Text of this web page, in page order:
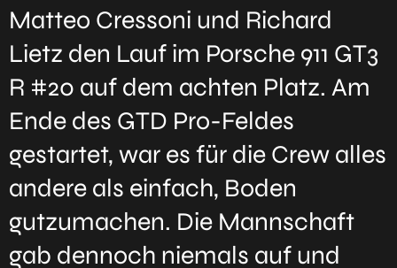
Matteo Cressoni und Richard
Lietz den Lauf im Porsche 911 GT3
R #20 auf dem achten Platz. Am
Ende des GTD Pro-Feldes
gestartet, war es für die Crew alles
andere als einfach, Boden
gutzumachen. Die Mannschaft
gab dennoch niemals auf und